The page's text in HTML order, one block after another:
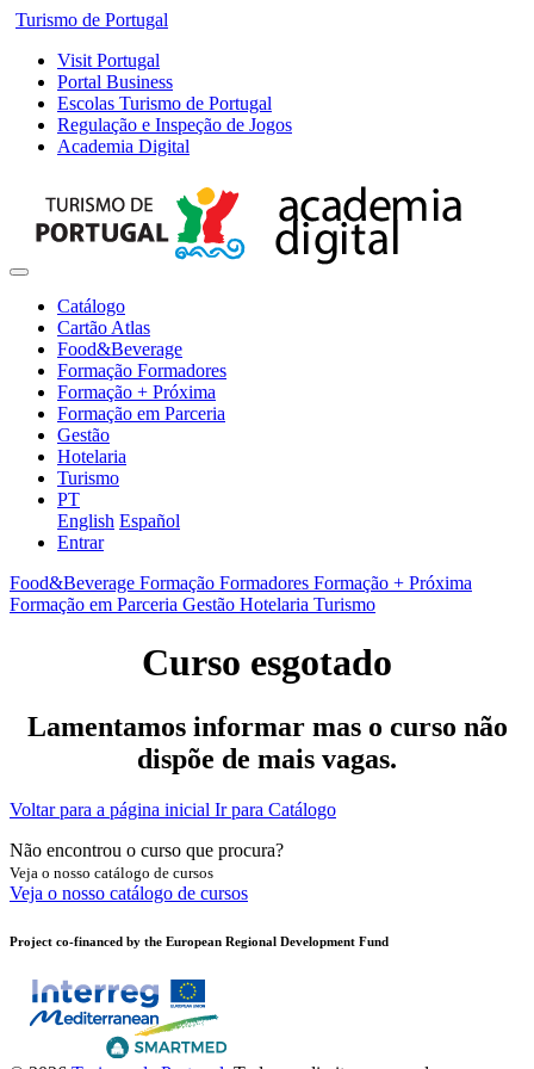
Turismo de Portugal
Visit Portugal
Portal Business
Escolas Turismo de Portugal
Regulação e Inspeção de Jogos
Academia Digital
Catálogo
Cartão Atlas
Food&Beverage
Formação Formadores
Formação + Próxima
Formação em Parceria
Gestão
Hotelaria
Turismo
PT
English Español
Entrar
Food&Beverage Formação Formadores Formação + Próxima
Formação em Parceria Gestão Hotelaria Turismo
Curso esgotado
Lamentamos informar mas o curso não
dispõe de mais vagas.
Voltar para a página inicial Ir para Catálogo
Não encontrou o curso que procura?
Veja o nosso catálogo de cursos
Veja o nosso catálogo de cursos
Project co-financed by the European Regional Development Fund